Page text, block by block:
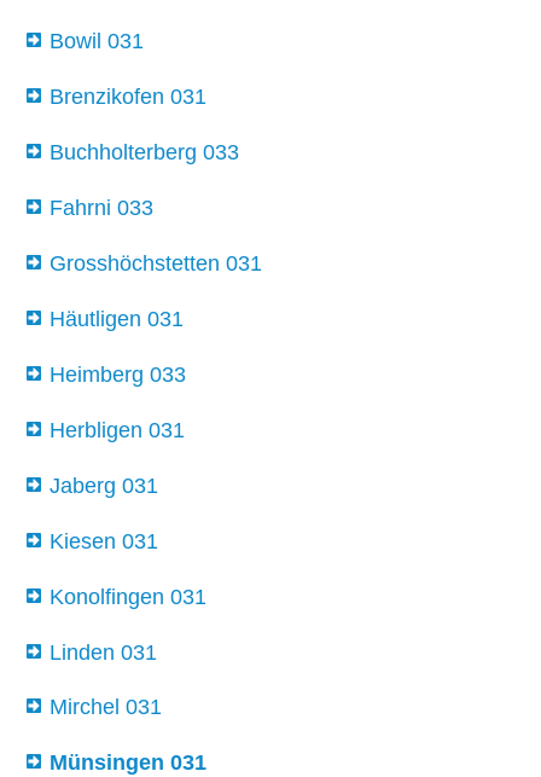
Bowil 031
Brenzikofen 031
Buchholterberg 033
Fahrni 033
Grosshöchstetten 031
Häutligen 031
Heimberg 033
Herbligen 031
Jaberg 031
Kiesen 031
Konolfingen 031
Linden 031
Mirchel 031
Münsingen 031